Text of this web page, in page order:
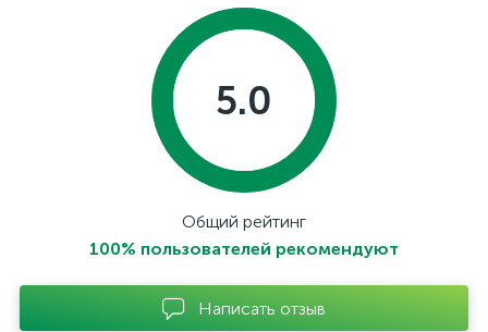
5.0
Общий рейтинг
100% пользователей рекомендуют
Написать отзыв